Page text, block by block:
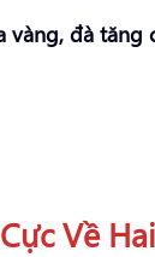
đà tăng
Về